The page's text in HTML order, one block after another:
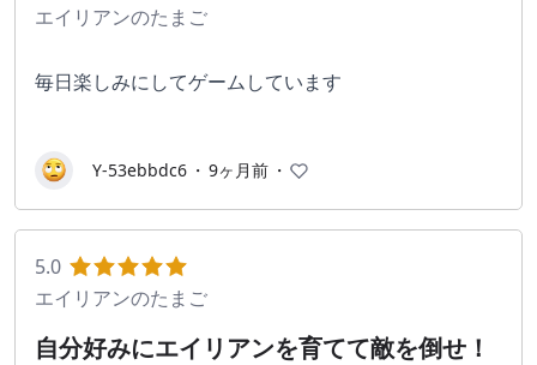
エイリアンのたまご
毎日楽しみにしてゲームしています
Y-53ebbdc6 ・ 9ヶ月前 ・
5.0
エイリアンのたまご
自分好みにエイリアンを育てて敵を倒せ！